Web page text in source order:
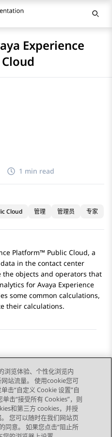
Experience
1 min read
Cloud
管理 管理员 专家
Platform™ Public Cloud, a
in the contact center
objects and operators that
for Avaya Experience
some common calculations,
their calculations.
下一主题
浏览体验、个性化浏览内
站流量。 使用cookie您可
击“自定义 Cookie 设置”自
击“接受所有 Cookies”，则
和第三方 cookies，并授
您可以随时在我们网站页
同意。 如果您点击“阻止所